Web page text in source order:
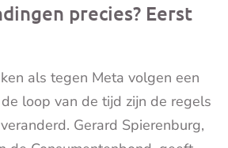
precies? Eerst
als tegen Meta volgen een
loop van de tijd zijn de regels
Gerard Spierenburg,